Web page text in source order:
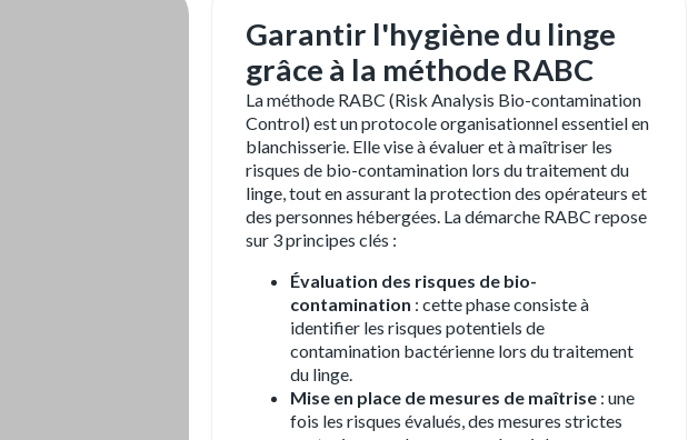
Garantir l'hygiène du linge
grâce à la méthode RABC
La méthode RABC (Risk Analysis Bio-contamination
Control) est un protocole organisationnel essentiel en
blanchisserie. Elle vise à évaluer et à maîtriser les
risques de bio-contamination lors du traitement du
linge, tout en assurant la protection des opérateurs et
des personnes hébergées. La démarche RABC repose
sur 3 principes clés :
Évaluation des risques de bio-
contamination : cette phase consiste à
identifier les risques potentiels de
contamination bactérienne lors du traitement
du linge.
Mise en place de mesures de maîtrise : une
fois les risques évalués, des mesures strictes